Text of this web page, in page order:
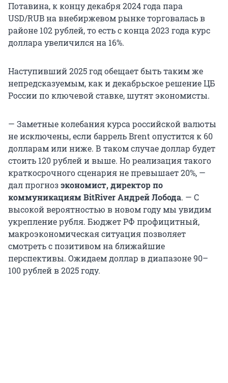
Потавина, к концу декабря 2024 года пара
USD/RUB на внебиржевом рынке торговалась в
районе 102 рублей, то есть с конца 2023 года курс
доллара увеличился на 16%.
Наступивший 2025 год обещает быть таким же
непредсказуемым, как и декабрьское решение ЦБ
России по ключевой ставке, шутят экономисты.
— Заметные колебания курса российской валюты
не исключены, если баррель Brent опустится к 60
долларам или ниже. В таком случае доллар будет
стоить 120 рублей и выше. Но реализация такого
краткосрочного сценария не превышает 20%, —
дал прогнозэкономист, директор по
коммуникациям BitRiver Андрей Лобода. — С
высокой вероятностью в новом году мы увидим
укрепление рубля. Бюджет РФ профицитный,
макроэкономическая ситуация позволяет
смотреть с позитивом на ближайшие
перспективы. Ожидаем доллар в диапазоне 90–
100 рублей в 2025 году.